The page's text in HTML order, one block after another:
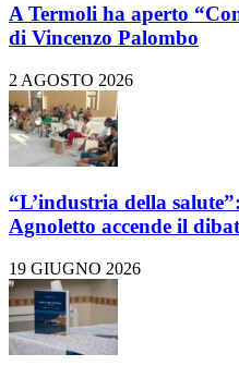
A Termoli ha aperto
di Vincenzo Palombo
2 AGOSTO 2026
“L’industria della
Agnoletto accende il
19 GIUGNO 2026